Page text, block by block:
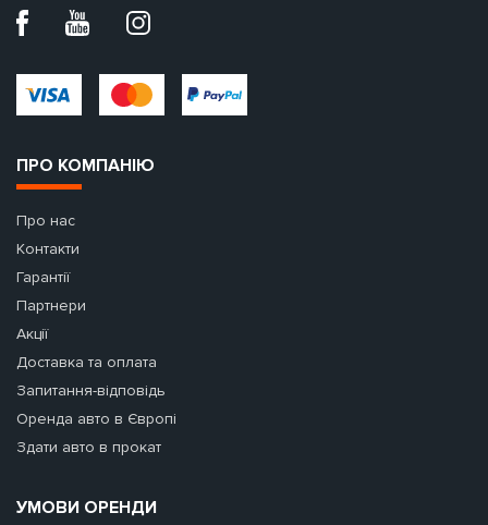
ПРО КОМПАНІЮ
Про нас
Контакти
Гарантії
Партнери
Акції
Доставка та оплата
Запитання-відповідь
Оренда авто в Європі
Здати авто в прокат
УМОВИ ОРЕНДИ